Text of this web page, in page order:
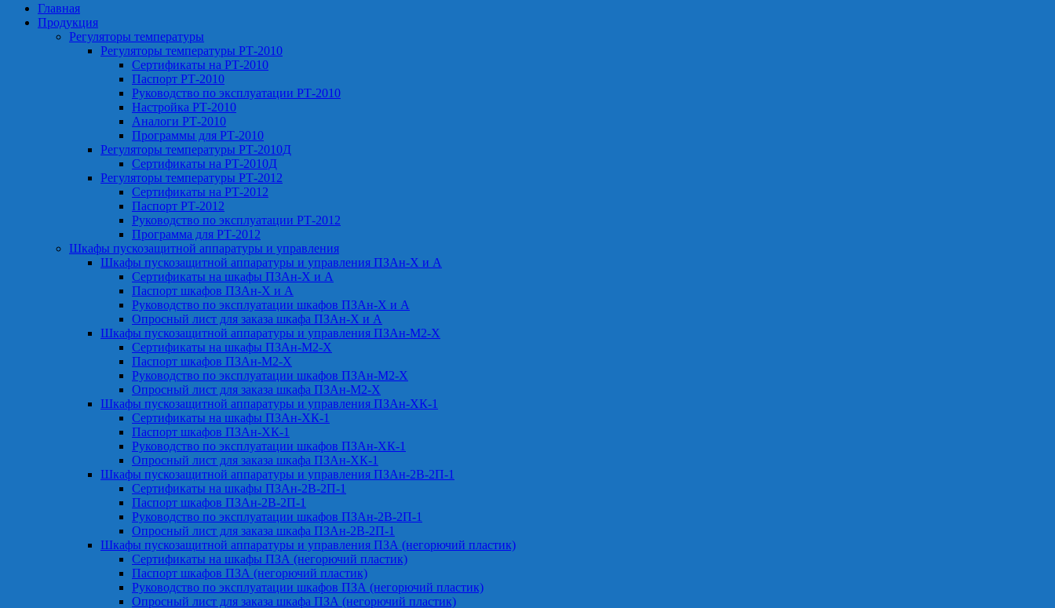
Главная
Продукция
Регуляторы температуры
Регуляторы температуры РТ-2010
Сертификаты на РТ-2010
Паспорт РТ-2010
Руководство по эксплуатации РТ-2010
Настройка РТ-2010
Аналоги РТ-2010
Программы для РТ-2010
Регуляторы температуры РТ-2010Д
Сертификаты на РТ-2010Д
Регуляторы температуры РТ-2012
Сертификаты на РТ-2012
Паспорт РТ-2012
Руководство по эксплуатации РТ-2012
Программа для РТ-2012
Шкафы пускозащитной аппаратуры и управления
Шкафы пускозащитной аппаратуры и управления ПЗАн-Х и А
Сертификаты на шкафы ПЗАн-Х и А
Паспорт шкафов ПЗАн-Х и А
Руководство по эксплуатации шкафов ПЗАн-Х и А
Опросный лист для заказа шкафа ПЗАн-Х и А
Шкафы пускозащитной аппаратуры и управления ПЗАн-М2-Х
Сертификаты на шкафы ПЗАн-М2-Х
Паспорт шкафов ПЗАн-М2-Х
Руководство по эксплуатации шкафов ПЗАн-М2-Х
Опросный лист для заказа шкафа ПЗАн-М2-Х
Шкафы пускозащитной аппаратуры и управления ПЗАн-ХК-1
Сертификаты на шкафы ПЗАн-ХК-1
Паспорт шкафов ПЗАн-ХК-1
Руководство по эксплуатации шкафов ПЗАн-ХК-1
Опросный лист для заказа шкафа ПЗАн-ХК-1
Шкафы пускозащитной аппаратуры и управления ПЗАн-2В-2П-1
Сертификаты на шкафы ПЗАн-2В-2П-1
Паспорт шкафов ПЗАн-2В-2П-1
Руководство по эксплуатации шкафов ПЗАн-2В-2П-1
Опросный лист для заказа шкафа ПЗАн-2В-2П-1
Шкафы пускозащитной аппаратуры и управления ПЗА (негорючий пластик)
Сертификаты на шкафы ПЗА (негорючий пластик)
Паспорт шкафов ПЗА (негорючий пластик)
Руководство по эксплуатации шкафов ПЗА (негорючий пластик)
Опросный лист для заказа шкафа ПЗА (негорючий пластик)